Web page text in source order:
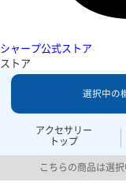
シャープ公式ストア
ストア
アクセサリー
トップ
選択中の
こちらの商品は選